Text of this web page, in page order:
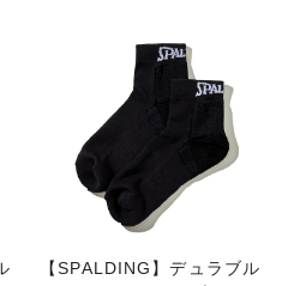
【SPALDING】デュラブル